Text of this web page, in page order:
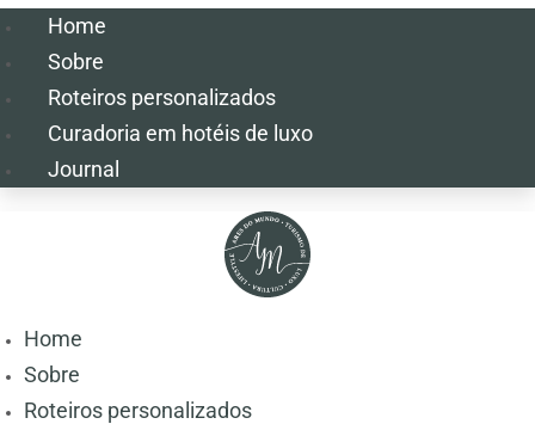
Home
Sobre
Roteiros personalizados
Curadoria em hotéis de luxo
Journal
Home
Sobre
Roteiros personalizados